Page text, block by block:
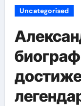
Uncategorised